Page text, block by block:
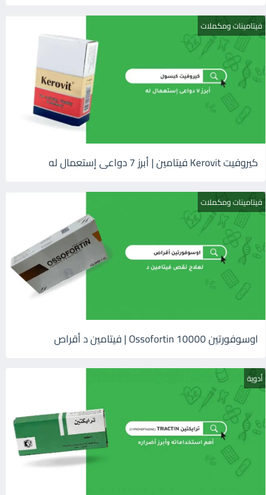
فيتامينات ومكملات
كيروفيت Kerovit فيتامين | أبرز 7 دواعى إستعمال له
فيتامينات ومكملات
اوسوفورتين 10000 Ossofortin | فيتامين د أقراص
أدوية